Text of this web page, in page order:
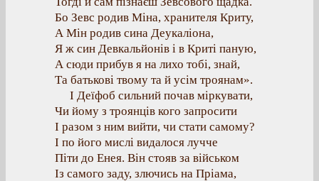
Бо Зевс родив Міна, хранителя Криту,
А Мін родив сина Деукаліона,
Я ж син Девкальйонів і в Криті паную,
А сюди прибув я на лихо тобі, знай,
Та батькові твому та й усім троянам».
І Деїфоб сильний почав міркувати,
Чи йому з троянців кого запросити
І разом з ним вийти, чи стати самому?
І по його мислі видалося лучче
Піти до Енея. Він стояв за військом
Із самого заду, злючись на Пріама,